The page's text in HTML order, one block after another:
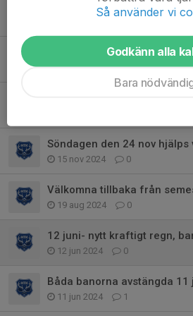
Dagordning årsmöte HjTK
ÅRSMÖTE Måndagen den 10
21 feb 2025 0
15 nov 2024 0
Välkomna tillbaka från
19 aug 2024 0
12 jun 2024 0
Båda banorna avstängda
11 jun 2024 1
Så använder vi
Godkänn alla
Bara